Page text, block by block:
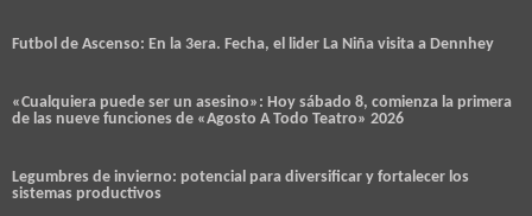
Futbol de Ascenso: En la 3era. Fecha, el lider La Niña visita a Dennhey
«Cualquiera puede ser un asesino»: Hoy sábado 8, comienza la primera
de las nueve funciones de «Agosto A Todo Teatro» 2026
Legumbres de invierno: potencial para diversificar y fortalecer los
sistemas productivos